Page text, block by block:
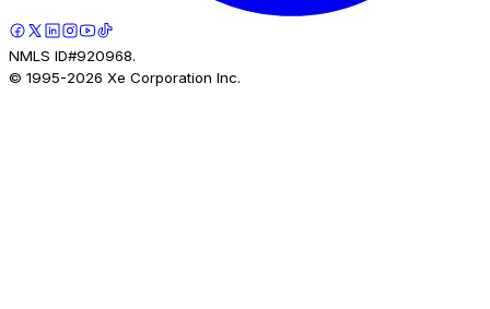
NMLS ID#920968.
© 1995-2026 Xe Corporation Inc.